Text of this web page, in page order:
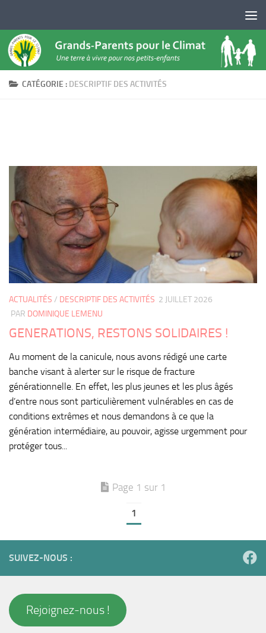
CATÉGORIE : DESCRIPTIF DES ACTIVITÉS
ACTUALITÉS / DESCRIPTIF DES ACTIVITÉS 2 JUILLET 2026
PAR DOMINIQUE LEMENU
GENERATIONS, RESTONS SOLIDAIRES !
Au moment de la canicule, nous avons rédigé une carte
banche visant à alerter sur le risque de fracture
générationnelle. En effet, les plus jeunes et les plus âgés
d’entre nous sont particulièrement vulnérables en cas de
conditions extrêmes et nous demandons à ce que la
génération intermédiaire, au pouvoir, agisse urgemment pour
protéger tous...
Page 1 sur 1
1
SUIVEZ-NOUS :
Rejoignez-nous !